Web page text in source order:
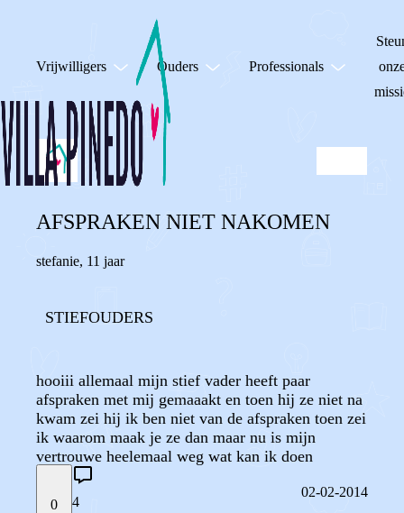
Vrijwilligers Ouders Professionals
AFSPRAKEN NIET NAKOMEN
stefanie, 11 jaar
STIEFOUDERS
hooiii allemaal mijn stief vader heeft paar
afspraken met mij gemaaakt en toen hij ze niet na
kwam zei hij ik ben niet van de afspraken toen zei
ik waarom maak je ze dan maar nu is mijn
vertrouwe heelemaal weg wat kan ik doen
0 4
02-02-2014